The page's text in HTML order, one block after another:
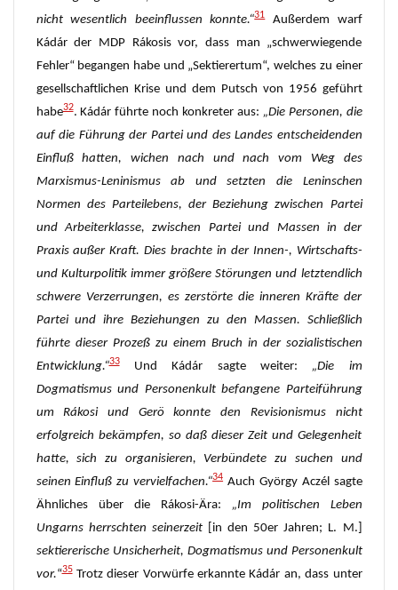
nicht wesentlich beeinflussen konnte.“31Außerdem warf
Kádár der MDP Rákosis vor, dass man „schwerwiegende
Fehler“ begangen habe und „Sektierertum“, welches zu einer
gesellschaftlichen Krise und dem Putsch von 1956 geführt
habe32. Kádár führte noch konkreter aus: „Die Personen, die
auf die Führung der Partei und des Landes entscheidenden
Einfluß hatten, wichen nach und nach vom Weg des
Marxismus-Leninismus ab und setzten die Leninschen
Normen des Parteilebens, der Beziehung zwischen Partei
und Arbeiterklasse, zwischen Partei und Massen in der
Praxis außer Kraft. Dies brachte in der Innen-, Wirtschafts-
und Kulturpolitik immer größere Störungen und letztendlich
schwere Verzerrungen, es zerstörte die inneren Kräfte der
Partei und ihre Beziehungen zu den Massen. Schließlich
führte dieser Prozeß zu einem Bruch in der sozialistischen
Entwicklung.“33Und Kádár sagte weiter: „Die im
Dogmatismus und Personenkult befangene Parteiführung
um Rákosi und Gerö konnte den Revisionismus nicht
erfolgreich bekämpfen, so daß dieser Zeit und Gelegenheit
hatte, sich zu organisieren, Verbündete zu suchen und
seinen Einfluß zu vervielfachen.“34 Auch György Aczél sagte
Ähnliches über die Rákosi-Ära: „Im politischen Leben
Ungarns herrschten seinerzeit
[in den 50er Jahren; L. M.]
sektiererische Unsicherheit, Dogmatismus und Personenkult
vor.“35Trotz dieser Vorwürfe erkannte Kádár an, dass unter